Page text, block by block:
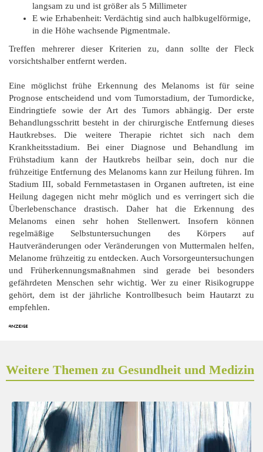
langsam zu und ist größer als 5 Millimeter
E wie Erhabenheit: Verdächtig sind auch halbkugelförmige,
in die Höhe wachsende Pigmentmale.
Treffen mehrerer dieser Kriterien zu, dann sollte der Fleck
vorsichtshalber entfernt werden.
Eine möglichst frühe Erkennung des Melanoms ist für seine
Prognose entscheidend und vom Tumorstadium, der Tumordicke,
Eindringtiefe sowie der Art des Tumors abhängig. Der erste
Behandlungsschritt besteht in der chirurgische Entfernung dieses
Hautkrebses. Die weitere Therapie richtet sich nach dem
Krankheitsstadium. Bei einer Diagnose und Behandlung im
Frühstadium kann der Hautkrebs heilbar sein, doch nur die
frühzeitige Entfernung des Melanoms kann zur Heilung führen. Im
Stadium III, sobald Fernmetastasen in Organen auftreten, ist eine
Heilung dagegen nicht mehr möglich und es verringert sich die
Überlebenschance drastisch. Daher hat die Erkennung des
Melanoms einen sehr hohen Stellenwert. Insofern können
regelmäßige Selbstuntersuchungen des Körpers auf
Hautveränderungen oder Veränderungen von Muttermalen helfen,
Melanome frühzeitig zu entdecken. Auch Vorsorgeuntersuchungen
und Früherkennungsmaßnahmen sind gerade bei besonders
gefährdeten Menschen sehr wichtig. Wer zu einer Risikogruppe
gehört, dem ist der jährliche Kontrollbesuch beim Hautarzt zu
empfehlen.
Weitere Themen zu Gesundheit und Medizin